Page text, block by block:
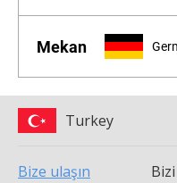
Mekan
Turkey
Argentina
Bize ulaşın